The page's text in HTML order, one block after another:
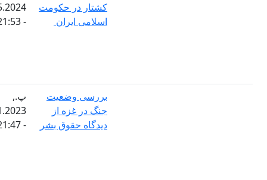
کشتار در حکومت
اسلامی ایران
17.05.2024
بررسی وضعیت
جنگ در غزه از
دیدگاه حقوق بشر
پ.,
16.11.2023
- 21:47